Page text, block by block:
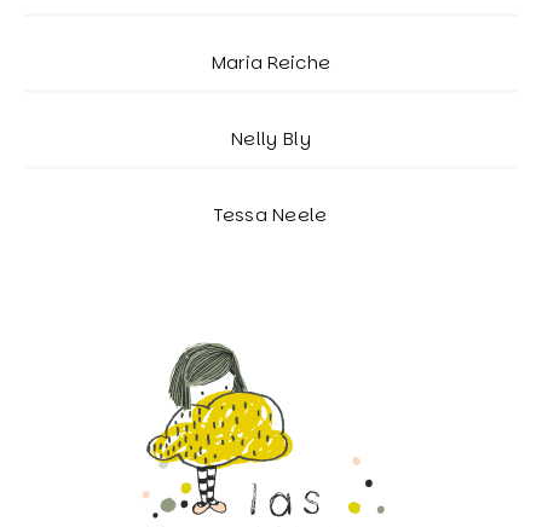
Maria Reiche
Nelly Bly
Tessa Neele